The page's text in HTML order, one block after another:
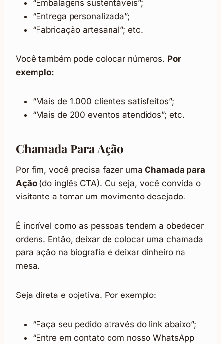
“Embalagens sustentáveis”;
“Entrega personalizada”;
“Fabricação artesanal”; etc.
Você também pode colocar números. Por
exemplo:
“Mais de 1.000 clientes satisfeitos”;
“Mais de 200 eventos atendidos”; etc.
Chamada Para Ação
Por fim, você precisa fazer uma Chamada para
Ação (do inglês CTA). Ou seja, você convida o
visitante a tomar um movimento desejado.
É incrível como as pessoas tendem a obedecer
ordens. Então, deixar de colocar uma chamada
para ação na biografia é deixar dinheiro na
mesa.
Seja direta e objetiva. Por exemplo:
“Faça seu pedido através do link abaixo”;
“Entre em contato com nosso WhatsApp